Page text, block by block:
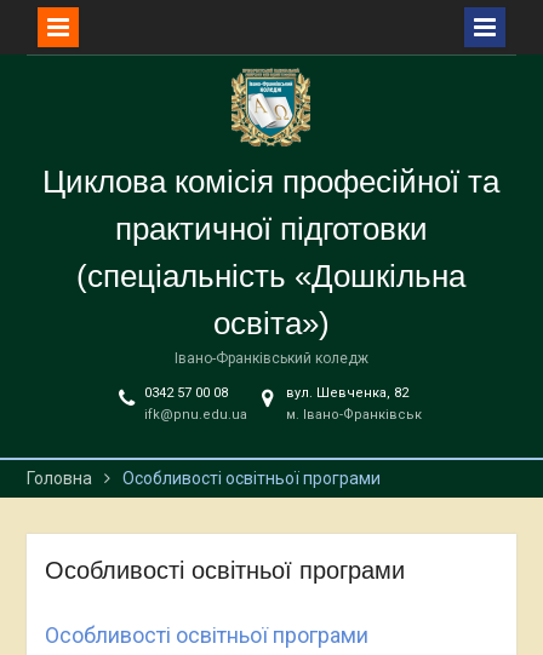
Циклова комісія професійної та
практичної підготовки
(спеціальність «Дошкільна
освіта»)
Івано-Франківський коледж
0342 57 00 08
ifk@pnu.edu.ua
вул. Шевченка, 82
м. Івано-Франківськ
Головна Особливості освітньої програми
Особливості освітньої програми
Особливості освітньої програми